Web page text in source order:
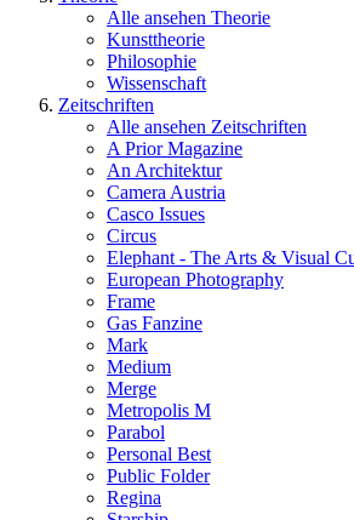
Alle ansehen Theorie
Kunsttheorie
Philosophie
Wissenschaft
Zeitschriften
Alle ansehen Zeitschriften
A Prior Magazine
An Architektur
Camera Austria
Casco Issues
Circus
Elephant - The Arts & Visual
European Photography
Frame
Gas Fanzine
Mark
Medium
Merge
Metropolis M
Parabol
Personal Best
Public Folder
Regina